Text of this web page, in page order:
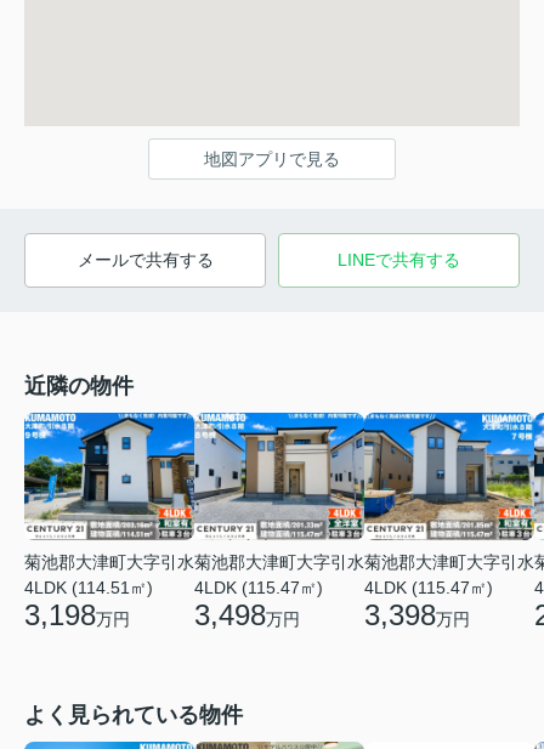
地図アプリで見る
メールで共有する LINEで共有する
近隣の物件
菊池郡大津町大字引水
4LDK (114.51㎡)
3,198万円
菊池郡大津町大字引水
4LDK (115.47㎡)
3,498万円
菊池郡大津町大字引水
4LDK (115.47㎡)
3,398万円
よく見られている物件